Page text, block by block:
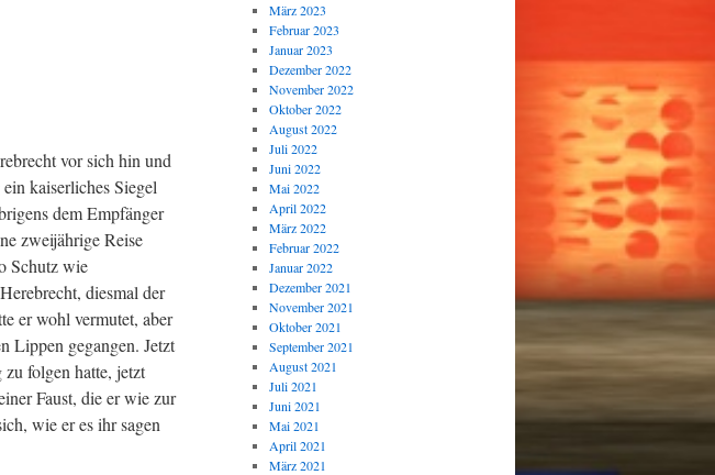
vor sich hin und
kaiserliches Siegel
dem Empfänger
zweijährige Reise
Schutz wie
diesmal der
er wohl vermutet, aber
Lippen gegangen. Jetzt
folgen hatte, jetzt
Faust, die er wie zur
wie er es ihr sagen
März 2023
Februar 2023
Januar 2023
Dezember 2022
November 2022
Oktober 2022
August 2022
Juli 2022
Juni 2022
Mai 2022
April 2022
März 2022
Februar 2022
Januar 2022
Dezember 2021
November 2021
Oktober 2021
September 2021
August 2021
Juli 2021
Juni 2021
Mai 2021
April 2021
März 2021